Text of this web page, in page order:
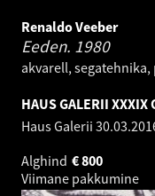
Renaldo Veeber
Eeden. 1980
akvarell, segatehnika,
HAUS GALERII
Haus Galerii
Alghind
800
€
Viimane pakkumine